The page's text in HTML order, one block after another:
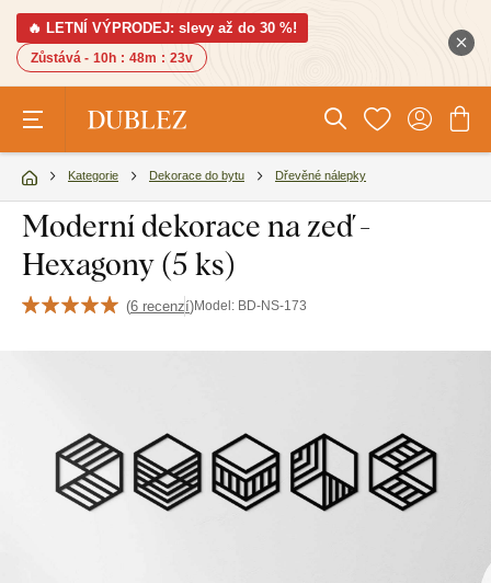
🔥 LETNÍ VÝPRODEJ: slevy až do 30 %!
Zůstává - 10h : 48m : 22v
Kategorie Dekorace do bytu Dřevěné nálepky
Moderní dekorace na zeď -
Hexagony (5 ks)
(6 recenzí)Model: BD-NS-173